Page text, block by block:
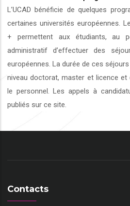
L’UCAD bénéficie de quelques
certaines universités européennes.
+ permettent aux étudiants, au
administratif d’effectuer des
européennes. La durée de ces
niveau doctorat, master et licence et
le personnel. Les appels à
publiés sur ce site.
Contacts